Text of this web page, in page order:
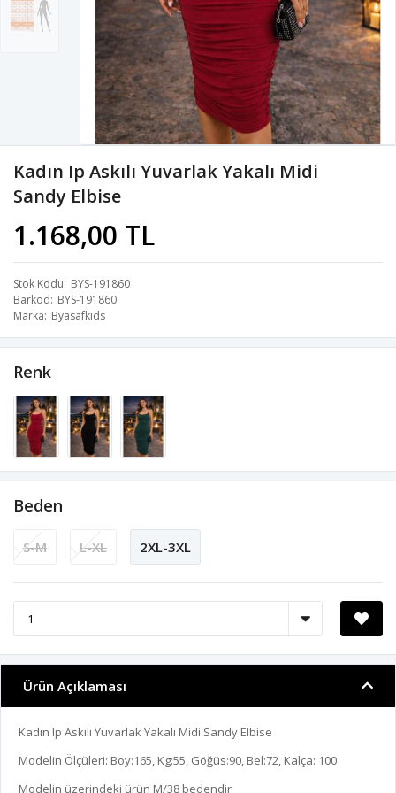
Kadın Ip Askılı Yuvarlak Yakalı Midi
Sandy Elbise
1.168,00 TL
Stok Kodu BYS-191860
Barkod BYS-191860
Marka Byasafkids
Renk
Beden
S-M L-XL 2XL-3XL
Ürün Açıklaması
Kadın Ip Askılı Yuvarlak Yakalı Midi Sandy Elbise
Modelin Ölçüleri: Boy:165, Kg:55, Göğüs:90, Bel:72, Kalça: 100
Modelin üzerindeki ürün M/38 bedendir